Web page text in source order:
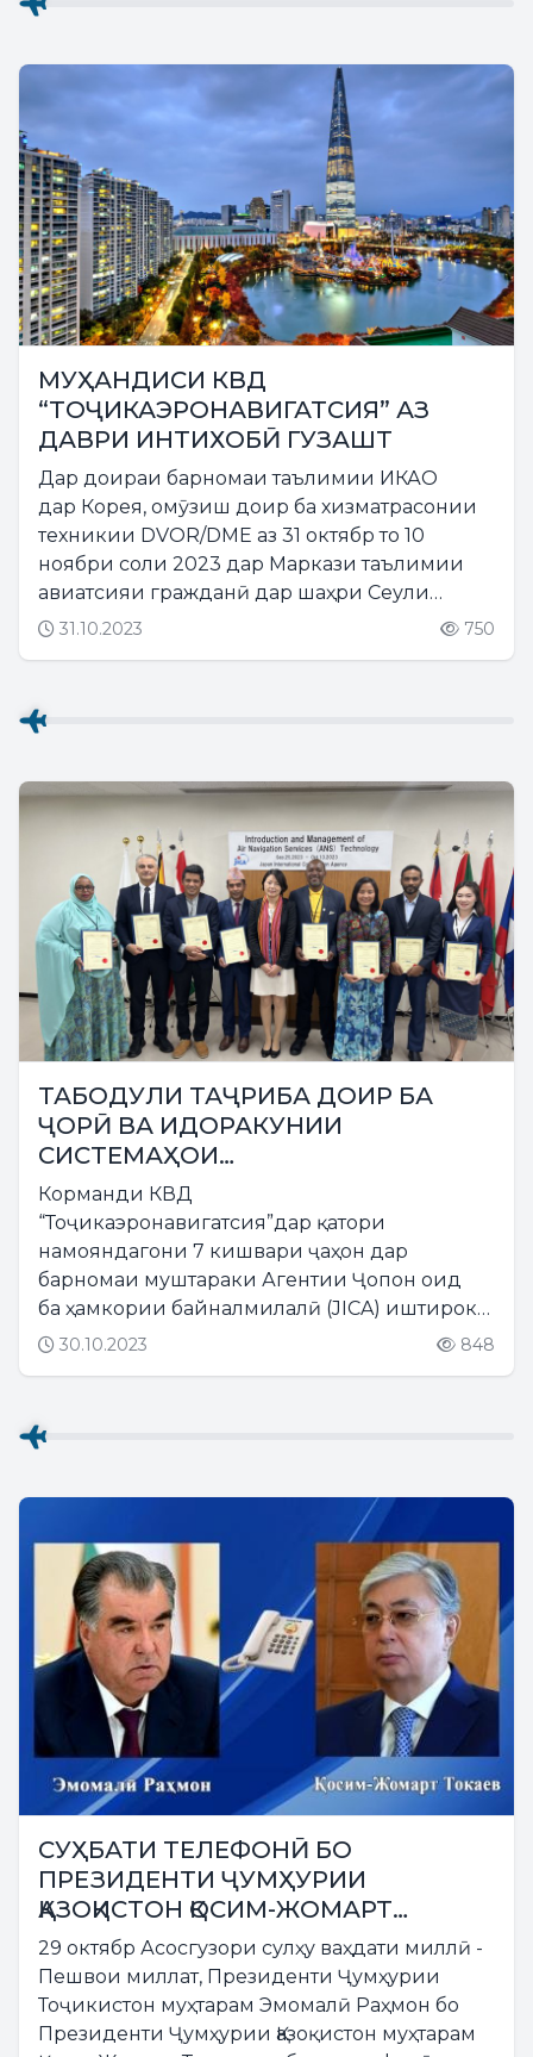
МУҲАНДИСИ КВД
“ТОҶИКАЭРОНАВИГАТСИЯ” АЗ
ДАВРИ ИНТИХОБӢ ГУЗАШТ
Дар доираи барномаи таълимии ИКАО
дар Корея, омӯзиш доир ба хизматрасонии
техникии DVOR/DME аз 31 октябр то 10
ноябри соли 2023 дар Маркази таълимии
авиатсияи гражданӣ дар шаҳри Сеули
Кореяи Ҷанубӣ баргузор мегардад....
31.10.2023 750
ТАБОДУЛИ ТАҶРИБА ДОИР БА
ҶОРӢ ВА ИДОРАКУНИИ
СИСТЕМАҲОИ
АЭРОНАВИГАТСИОНӢ ДАР ҶОПОН
Корманди КВД
“Тоҷикаэронавигатсия”дар қатори
намояндагони 7 кишвари ҷаҳон дар
барномаи муштараки Агентии Ҷопон оид
ба ҳамкории байналмилалӣ (JICA) иштирок
намуд. ...
30.10.2023 848
СУҲБАТИ ТЕЛЕФОНӢ БО
ПРЕЗИДЕНТИ ҶУМҲУРИИ
ҚАЗОҚИСТОН ҚОСИМ-ЖОМАРТ
ТОКАЕВ
29 октябр Асосгузори сулҳу ваҳдати миллӣ -
Пешвои миллат, Президенти Ҷумҳурии
Тоҷикистон муҳтарам Эмомалӣ Раҳмон бо
Президенти Ҷумҳурии Қазоқистон муҳтарам